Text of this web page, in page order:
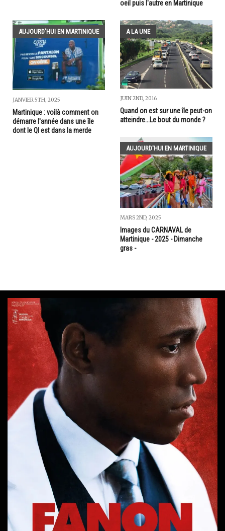
oeil puis l'autre en Martinique
AUJOURD'HUI EN MARTINIQUE
JANVIER 5TH, 2025
Martinique : voilà comment on
démarre l'année dans une île
dont le QI est dans la merde
A LA UNE
JUIN 2ND, 2016
Quand on est sur une île peut-on
atteindre...Le bout du monde ?
AUJOURD'HUI EN MARTINIQUE
MARS 2ND, 2025
Images du CARNAVAL de
Martinique - 2025 - Dimanche
gras -